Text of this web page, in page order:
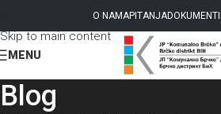
Skip to navigation
Skip to main content
O NAMAPITANJADOKUMENTI
MENU
Blog